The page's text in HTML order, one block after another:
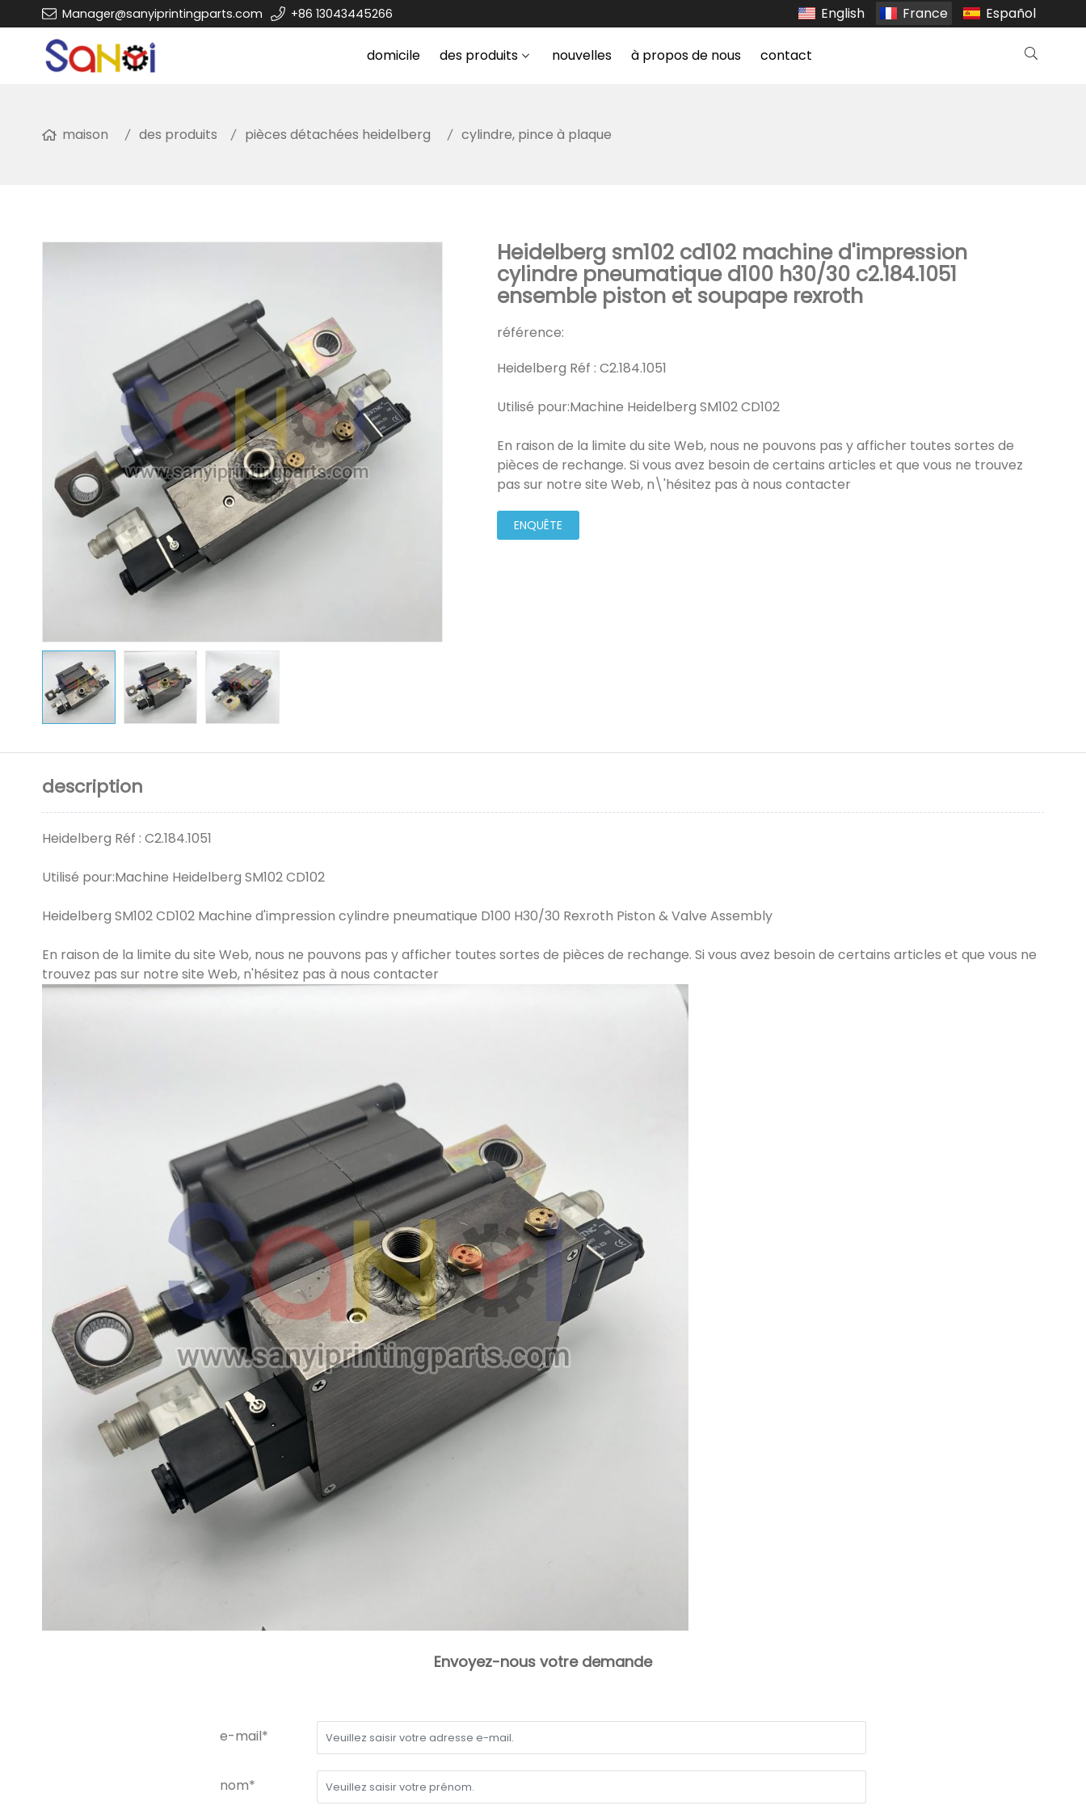
Manager@sanyiprintingparts.com +86 13043445266 English France Español
domicile des produits nouvelles à propos de nous contact
maison des produits pièces détachées heidelberg cylindre, pince à plaque
Heidelberg sm102 cd102 machine d'impression
cylindre pneumatique d100 h30/30 c2.184.1051
ensemble piston et soupape rexroth
référence:
Heidelberg Réf : C2.184.1051
Utilisé pour:Machine Heidelberg SM102 CD102
En raison de la limite du site Web, nous ne pouvons pas y afficher toutes sortes de
pièces de rechange. Si vous avez besoin de certains articles et que vous ne trouvez
pas sur notre site Web, n\'hésitez pas à nous contacter
ENQUÊTE
description
Heidelberg Réf : C2.184.1051
Utilisé pour:Machine Heidelberg SM102 CD102
Heidelberg SM102 CD102 Machine d'impression cylindre pneumatique D100 H30/30 Rexroth Piston & Valve Assembly
En raison de la limite du site Web, nous ne pouvons pas y afficher toutes sortes de pièces de rechange. Si vous avez besoin de certains articles et que vous ne
trouvez pas sur notre site Web, n'hésitez pas à nous contacter
Envoyez-nous votre demande
e-mail*
nom*